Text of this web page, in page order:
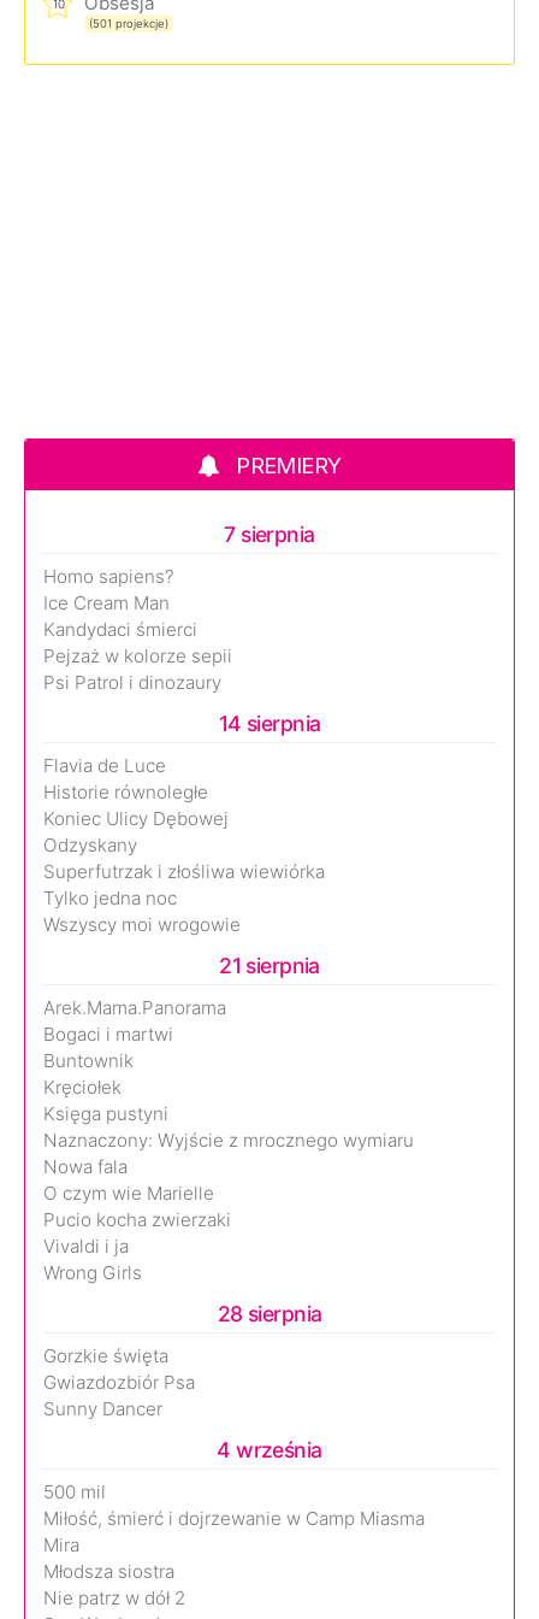
10
(501 projekcje)
PREMIERY
7 sierpnia
Homo sapiens?
Ice Cream Man
Kandydaci śmierci
Pejzaż w kolorze sepii
Psi Patrol i dinozaury
14 sierpnia
Flavia de Luce
Historie równoległe
Koniec Ulicy Dębowej
Odzyskany
Superfutrzak i złośliwa wiewiórka
Tylko jedna noc
Wszyscy moi wrogowie
21 sierpnia
Arek.Mama.Panorama
Bogaci i martwi
Buntownik
Kręciołek
Księga pustyni
Naznaczony: Wyjście z mrocznego wymiaru
Nowa fala
O czym wie Marielle
Pucio kocha zwierzaki
Vivaldi i ja
Wrong Girls
28 sierpnia
Gorzkie święta
Gwiazdozbiór Psa
Sunny Dancer
4 września
500 mil
Miłość, śmierć i dojrzewanie w Camp Miasma
Mira
Młodsza siostra
Nie patrz w dół 2